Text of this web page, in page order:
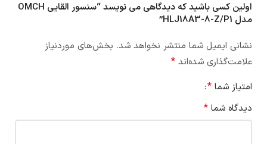
اولین کسی باشید که دیدگاهی می نویسد “سنسور القایی OMCH
مدل HLJ18A3-8-Z/P1”
نشانی ایمیل شما منتشر نخواهد شد. بخش‌های موردنیاز
علامت‌گذاری شده‌اند *
امتیاز شما *
دیدگاه شما *